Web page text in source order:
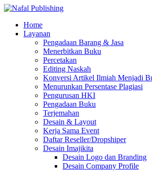
Home
Layanan
Pengadaan Barang & Jasa
Menerbitkan Buku
Percetakan
Editing Naskah
Konversi Artikel Ilmiah Menjadi
Menurunkan Persentase Plagiasi
Pengurusan HKI
Pengadaan Buku
Terjemahan
Desain & Layout
Kerja Sama Event
Daftar Reseller/Dropshiper
Desain Imajikita
Desain Logo dan Branding
Desain Company Profile